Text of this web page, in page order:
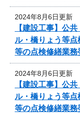
2024年8月6日更新
【建設工事】公
ル・橋りょう等
等の点検修繕業
2024年8月6日更新
【建設工事】公
ル・橋りょう等
等の点検修繕業